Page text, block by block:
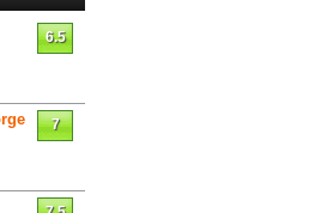
6.5
7